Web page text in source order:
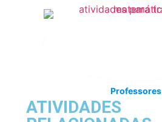
Professores
ATIVIDADES